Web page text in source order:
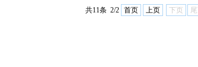
共11条 2/2 首页 上页 下页